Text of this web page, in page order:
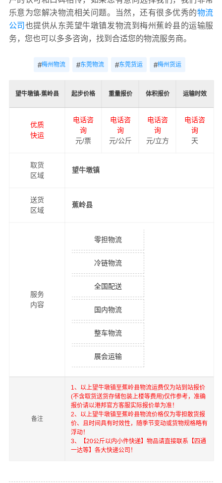
乐意为您解决物流相关问题。当然，还有很多优秀的物流
公司 也提供从东莞望牛墩镇发物流到梅州蕉岭县的运输服
务，您也可以多多咨询，找到合适您的物流服务商。
#梅州物流 #东莞物流 #东莞货运 #梅州货运
望牛墩镇-蕉岭县 起步价格 重量报价 体积报价 运输时效
优质
快运
电话咨
询
元/票
电话咨
询
元/公斤
电话咨
询
元/立方
电话咨
询
天
取货
区域
望牛墩镇
送货
区域
蕉岭县
服务
内容
零担物流
冷链物流
全国配送
国内物流
整车物流
展会运输
备注
1、以上望牛墩镇至蕉岭县物流运费仅为站到站报价
(不含取货送货存储包装上楼等费用)仅作参考，准确
报价请以港邦官方客服实际报价单为准！
2、以上望牛墩镇至蕉岭县物流价格仅为零担散货报
价、且时间具有时效性，随季节变动或货物规格略有
浮动！
3、【20公斤以内小件快递】物品请直接联系【四通
一达等】各大快递公司！